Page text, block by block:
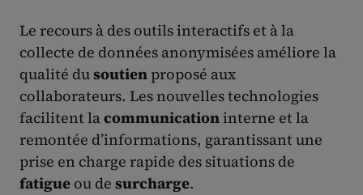
Le recours à des outils interactifs et à la
collecte de données anonymisées améliore la
qualité dusoutien proposé aux
collaborateurs. Les nouvelles technologies
facilitent lacommunicationinterne et la
remontée d’informations, garantissant une
prise en charge rapide des situations de
fatigue ou de surcharge.